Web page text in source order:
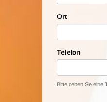
Ort
Telefon
Bitte geben Sie eine